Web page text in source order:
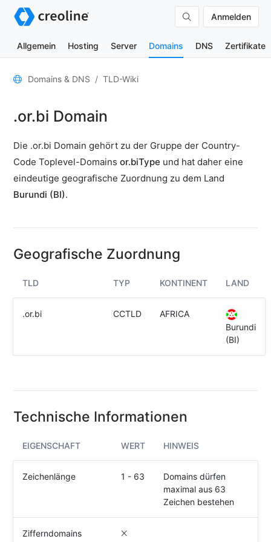
Anmelden
Allgemein Hosting Server Domains DNS Zertifikate
Allgemein
Kontakte
TLD-
TOOLS
Lookup
HTTP-
(IPv4
Responsible
Disclosure
creoline.com
Kundencenter
Domains & DNS TLD-Wiki
.or.bi Domain
Die .or.bi Domain gehört zu der Gruppe der Country-
Code Toplevel-Domains or.biType und hat daher eine
eindeutige geografische Zuordnung zu dem Land
Burundi (BI).
Geografische Zuordnung
TLD TYP KONTINENT LAND
.or.bi CCTLD
AFRICA
Burundi
(BI)
Technische Informationen
EIGENSCHAFT WERT HINWEIS
Zeichenlänge 1 - 63
Domains dürfen
maximal aus 63
Zeichen bestehen
Zifferndomains